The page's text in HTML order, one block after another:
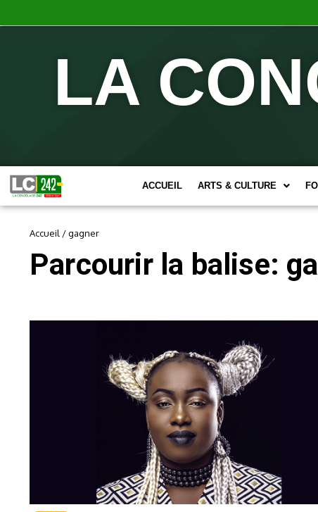
LA
ACCUEIL ARTS & CULTURE
Accueil /gagner
Parcourir la balise: